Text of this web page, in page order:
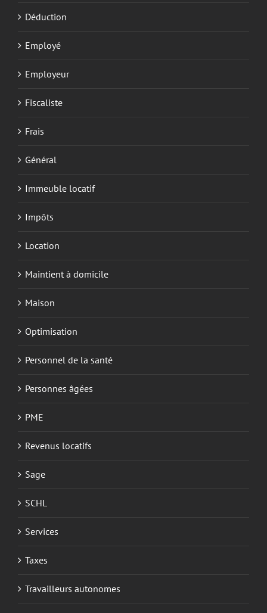
Déduction
Employé
Employeur
Fiscaliste
Frais
Général
Immeuble locatif
Impôts
Location
Maintient à domicile
Maison
Optimisation
Personnel de la santé
Personnes âgées
PME
Revenus locatifs
Sage
SCHL
Services
Taxes
Travailleurs autonomes